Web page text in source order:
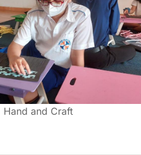
Hand and Craft